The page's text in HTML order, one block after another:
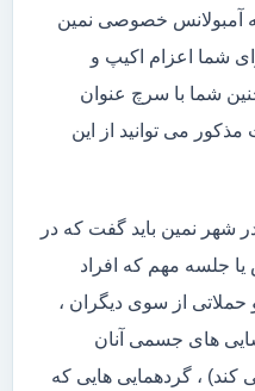
آمبولانس خصوصی نمین
شما اعزام اکیپ و
شما با سرچ عنوان
مذکور می توانید از این
نمین باید گفت که در
یا جلسه مهم که افراد
از سوی دیگران ،
های جسمی آنان
کند) ، گردهمایی هایی که